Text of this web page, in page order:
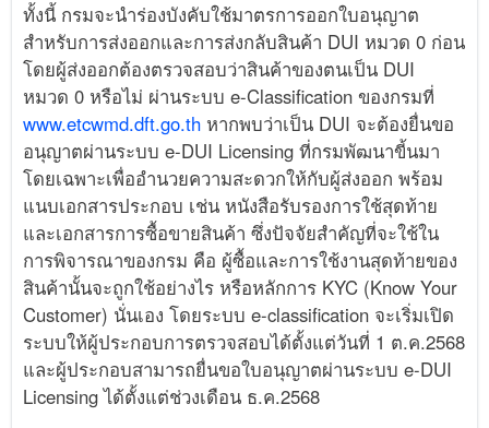
ทั้งนี้ กรมจะนำร่องบังคับใช้มาตรการออกใบอนุญาต
สำหรับการส่งออกและการส่งกลับสินค้า DUI หมวด 0 ก่อน
โดยผู้ส่งออกต้องตรวจสอบว่าสินค้าของตนเป็น DUI
หมวด 0 หรือไม่ ผ่านระบบ e-Classification ของกรมที่
www.etcwmd.dft.go.th หากพบว่าเป็น DUI จะต้องยื่นขอ
อนุญาตผ่านระบบ e-DUI Licensing ที่กรมพัฒนาขี้นมา
โดยเฉพาะเพื่ออำนวยความสะดวกให้กับผู้ส่งออก พร้อม
แนบเอกสารประกอบ เช่น หนังสือรับรองการใช้สุดท้าย
และเอกสารการซื้อขายสินค้า ซึ่งปัจจัยสำคัญที่จะใช้ใน
การพิจารณาของกรม คือ ผู้ซื้อและการใช้งานสุดท้ายของ
สินค้านั้นจะถูกใช้อย่างไร หรือหลักการ KYC (Know Your
Customer) นั่นเอง โดยระบบ e-classification จะเริ่มเปิด
ระบบให้ผู้ประกอบการตรวจสอบได้ตั้งแต่วันที่ 1 ต.ค.2568
และผู้ประกอบสามารถยื่นขอใบอนุญาตผ่านระบบ e-DUI
Licensing ได้ตั้งแต่ช่วงเดือน ธ.ค.2568